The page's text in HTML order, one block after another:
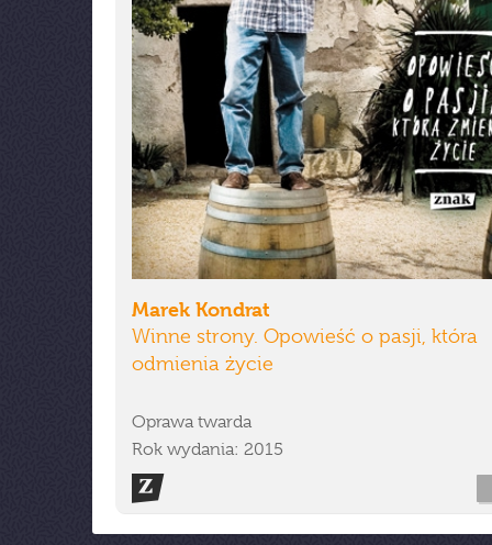
Marek Kondrat
Winne strony. Opowieść o pasji, która
odmienia życie
Oprawa twarda
Rok wydania: 2015